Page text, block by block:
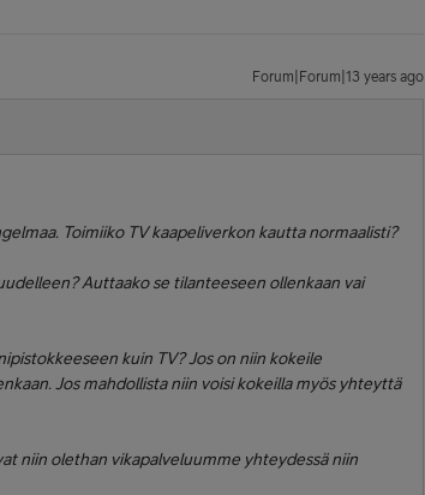
Forum|Forum|13 years ago
Toimiiko TV kaapeliverkon kautta normaalisti?
Auttaako se tilanteeseen ollenkaan vai
kuin TV? Jos on niin kokeile
Jos mahdollista niin voisi kokeilla myös yhteyttä
niin olethan vikapalveluumme yhteydessä niin